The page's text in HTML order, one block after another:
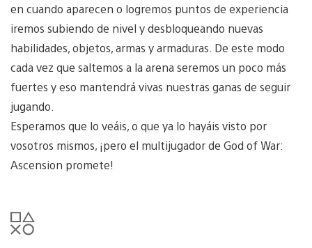
en cuando aparecen o logremos puntos de experiencia
iremos subiendo de nivel y desbloqueando nuevas
habilidades, objetos, armas y armaduras. De este modo
cada vez que saltemos a la arena seremos un poco más
fuertes y eso mantendrá vivas nuestras ganas de seguir
jugando.
Esperamos que lo veáis, o que ya lo hayáis visto por
vosotros mismos, ¡pero el multijugador de God of War:
Ascension promete!